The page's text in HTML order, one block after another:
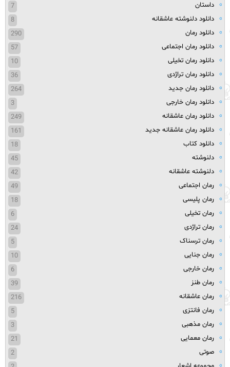
داستان
7
دانلود دلنوشته عاشقانه
8
دانلود رمان
290
دانلود رمان اجتماعی
57
دانلود رمان تخیلی
10
دانلود رمان تراژدی
36
دانلود رمان جدید
264
دانلود رمان خارجی
3
دانلود رمان عاشقانه
249
دانلود رمان عاشقانه جدید
161
دانلود کتاب
18
دلنوشته
45
دلنوشته عاشقانه
42
رمان اجتماعی
49
رمان پلیسی
18
رمان تخیلی
6
رمان تراژدی
24
رمان ترسناک
5
رمان جنایی
10
رمان خارجی
6
رمان طنز
39
رمان عاشقانه
216
رمان فانتزی
5
رمان مذهبی
3
رمان معمایی
21
صوتی
2